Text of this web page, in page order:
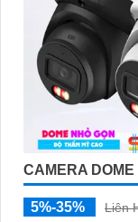
CAMERA
5%-35%
Liên